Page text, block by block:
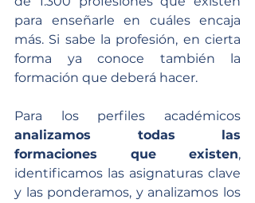
para enseñarle en cuáles encaja
más. Si sabe la profesión, en cierta
forma ya conoce también la
formación que deberá hacer.
analizamos todas las
formaciones que existen,
identificamos las asignaturas clave
y las ponderamos, y analizamos los